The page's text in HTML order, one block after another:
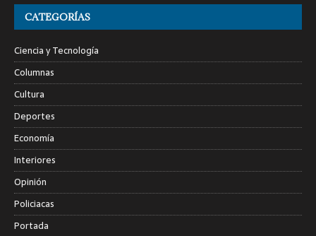
CATEGORÍAS
Ciencia y Tecnología
Columnas
Cultura
Deportes
Economía
Interiores
Opinión
Policiacas
Portada